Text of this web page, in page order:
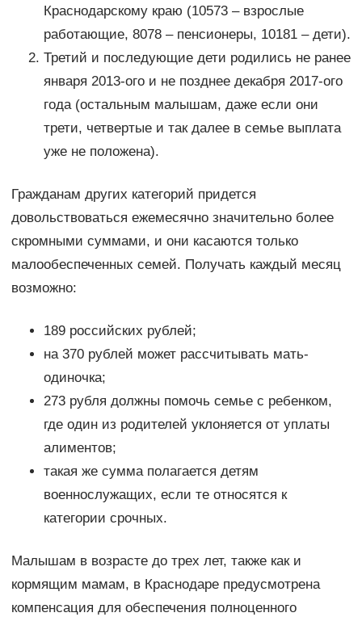
Краснодарскому краю (10573 – взрослые
работающие, 8078 – пенсионеры, 10181 – дети).
Третий и последующие дети родились не ранее
января 2013-ого и не позднее декабря 2017-ого
года (остальным малышам, даже если они
трети, четвертые и так далее в семье выплата
уже не положена).
Гражданам других категорий придется
довольствоваться ежемесячно значительно более
скромными суммами, и они касаются только
малообеспеченных семей. Получать каждый месяц
возможно:
189 российских рублей;
на 370 рублей может рассчитывать мать-
одиночка;
273 рубля должны помочь семье с ребенком,
где один из родителей уклоняется от уплаты
алиментов;
такая же сумма полагается детям
военнослужащих, если те относятся к
категории срочных.
Малышам в возрасте до трех лет, также как и
кормящим мамам, в Краснодаре предусмотрена
компенсация для обеспечения полноценного